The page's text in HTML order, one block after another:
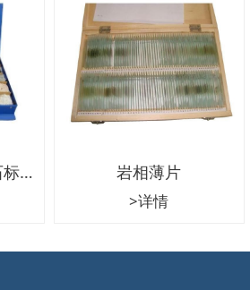
200件装三大类岩石标本 岩相薄片
>详情